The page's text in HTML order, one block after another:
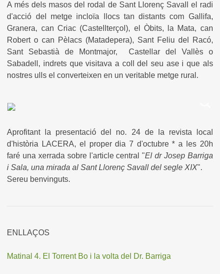
A més dels masos del rodal de Sant Llorenç Savall el radi
d'acció del metge incloïa llocs tan distants com Gallifa,
Granera, can Criac (Castellterçol), el Òbits, la Mata, can
Robert o can Pèlacs (Matadepera), Sant Feliu del Racó,
Sant Sebastià de Montmajor, Castellar del Vall ès o
Sabadell, indrets que visitava a coll del seu ase i que als
nostres ulls el converteixen en un veritable metge rural.
Aprofitant la presentació del no. 24 de la revista local
d'història LACERA, el proper dia 7 d'octubre * a les 20h
faré una xerrada sobre l'article central "El dr Josep Barriga
i Sala, una mirada al Sant Llorenç Savall del segle XIX".
Sereu benvinguts.
ENLLAÇOS
Matinal 4. El Torrent Bo i la volta del Dr. Barriga